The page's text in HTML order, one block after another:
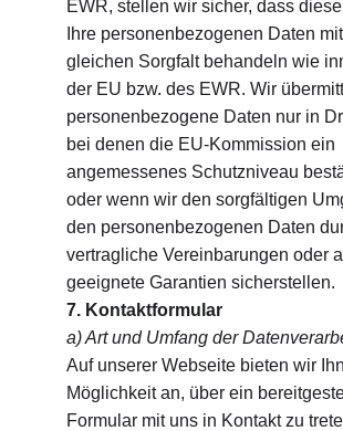
EWR, stellen wir sicher, dass
Ihre personenbezogenen Daten
gleichen Sorgfalt behandeln wie
der EU bzw. des EWR. Wir
personenbezogene Daten nur in
bei denen die EU-Kommission ein
angemessenes Schutzniveau
oder wenn wir den sorgfältigen
den personenbezogenen Daten
vertragliche Vereinbarungen oder
geeignete Garantien sicherstellen.
7. Kontaktformular
a) Art und Umfang der
Auf unserer Webseite bieten wir
Möglichkeit an, über ein
Formular mit uns in Kontakt zu